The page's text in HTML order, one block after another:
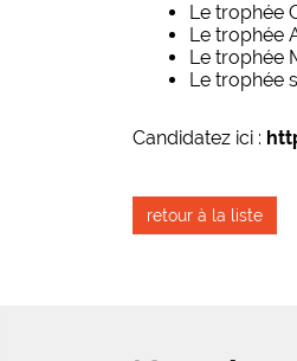
Le trophée
Le trophée
Le trophée
Le trophée
Candidatez ici :
retour à la liste